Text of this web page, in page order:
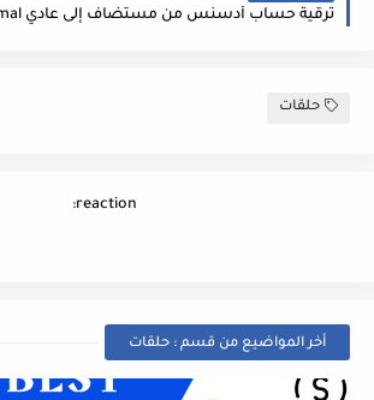
حلقات
reaction:
أخر المواضيع من قسم : حلقات